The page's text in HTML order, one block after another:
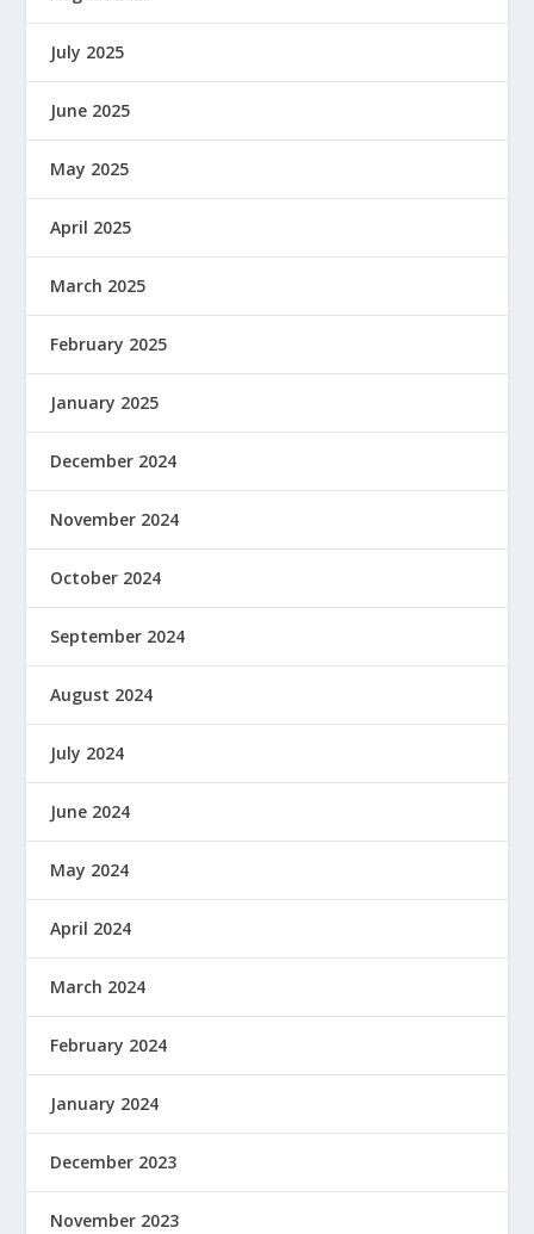
July 2025
June 2025
May 2025
April 2025
March 2025
February 2025
January 2025
December 2024
November 2024
October 2024
September 2024
August 2024
July 2024
June 2024
May 2024
April 2024
March 2024
February 2024
January 2024
December 2023
November 2023